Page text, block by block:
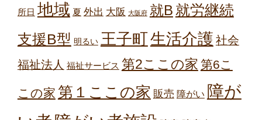
所日 地域 夏 外出 大阪 大阪府 就B 就労継続
支援B型 明るい 王子町生活介護 社会
福祉法人 福祉サービス 第2ここの家 第6こ
この家 第１ここの家 販売 障がい 障が